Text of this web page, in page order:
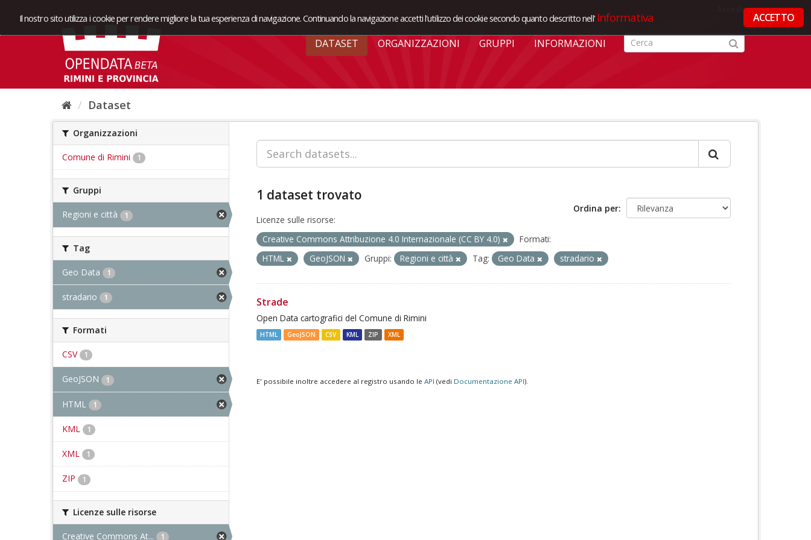
Il nostro sito utilizza i cookie per rendere migliore la tua esperienza di navigazione. Continuando la navigazione accetti l'utilizzo dei cookie secondo quanto descritto nell' Informativa ACCETTO
DATASET ORGANIZZAZIONI GRUPPI INFORMAZIONI
Dataset
Organizzazioni
Comune di Rimini 1
Gruppi
Regioni e città 1
Tag
Geo Data 1
stradario 1
Formati
CSV 1
GeoJSON 1
HTML 1
KML 1
XML 1
ZIP 1
Licenze sulle risorse
Creative Commons At... 1
Ordina per
1 dataset trovato
Licenze sulle risorse:
Creative Commons Attribuzione 4.0 Internazionale (CC BY 4.0)
Formati:
HTML
GeoJSON Gruppi: Regioni e città Tag: Geo Data stradario
Strade
Open Data cartografici del Comune di Rimini
HTML GeoJSON CSV KML ZIP XML
E' possibile inoltre accedere al registro usando le API (vedi Documentazione API).